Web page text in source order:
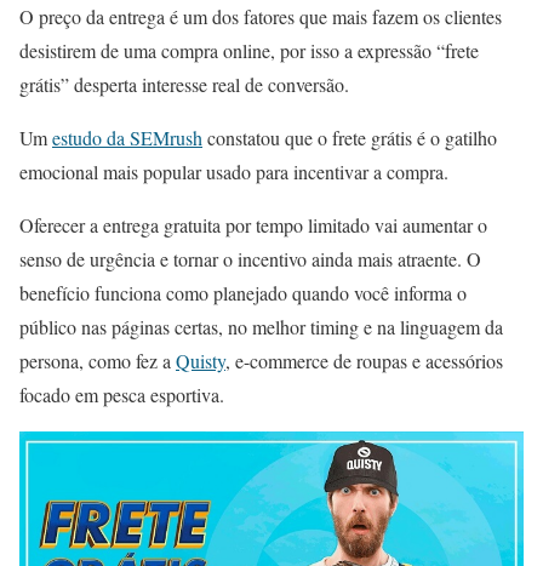
O preço da entrega é um dos fatores que mais fazem os clientes
desistirem de uma compra online, por isso a expressão “frete
grátis” desperta interesse real de conversão.
Umestudo da SEMrush constatou que o frete grátis é o gatilho
emocional mais popular usado para incentivar a compra.
Oferecer a entrega gratuita por tempo limitado vai aumentar o
senso de urgência e tornar o incentivo ainda mais atraente. O
benefício funciona como planejado quando você informa o
público nas páginas certas, no melhor timing e na linguagem da
persona, como fez a Quisty, e-commerce de roupas e acessórios
focado em pesca esportiva.